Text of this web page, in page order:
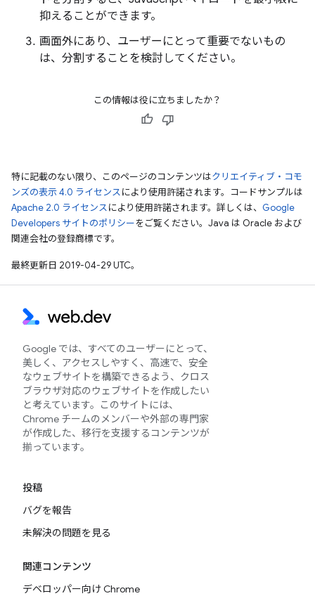
抑えることができます。
画面外にあり、ユーザーにとって重要でないもの
は、分割することを検討してください。
この情報は役に立ちましたか？
特に記載のない限り、このページのコンテンツはクリエイティブ・コモ
ンズの表示 4.0 ライセンスにより使用許諾されます。コードサンプルは
Apache 2.0 ライセンスにより使用許諾されます。詳しくは、 Google
Developers サイトのポリシーをご覧ください。Java は Oracle および
関連会社の登録商標です。
最終更新日 2019-04-29 UTC。
Google では、すべてのユーザーにとって、
美しく、アクセスしやすく、高速で、安全
なウェブサイトを構築できるよう、クロス
ブラウザ対応のウェブサイトを作成したい
と考えています。このサイトには、
Chrome チームのメンバーや外部の専門家
が作成した、移行を支援するコンテンツが
揃っています。
投稿
バグを報告
未解決の問題を見る
関連コンテンツ
デベロッパー向け Chrome